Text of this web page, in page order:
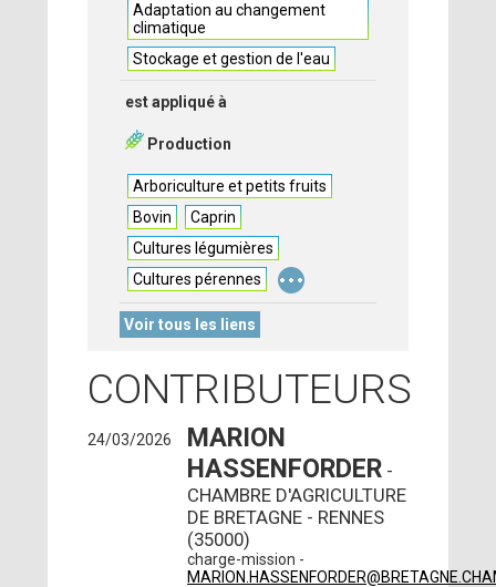
Adaptation au changement
climatique
Stockage et gestion de l'eau
est appliqué à
Production
Arboriculture et petits fruits
Bovin
Caprin
Cultures légumières
Cultures pérennes
...
Voir tous les liens
CONTRIBUTEURS
24/03/2026
MARION
HASSENFORDER -
CHAMBRE D'AGRICULTURE
DE BRETAGNE - RENNES
(35000)
charge-mission -